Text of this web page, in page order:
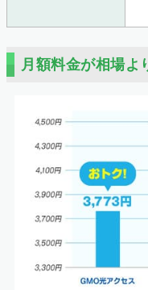
月額料金が相場よ